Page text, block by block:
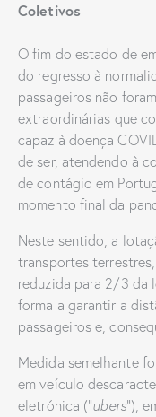
Coletivos
O fim do estado de
do regresso à
passageiros não
extraordinárias que
capaz à doença
de ser, atendendo à
de contágio em
momento final da
Neste sentido, a
transportes
reduzida para 2/3 da
forma a garantir a
passageiros e,
Medida semelhante
em veículo
eletrónica (“ubers”),